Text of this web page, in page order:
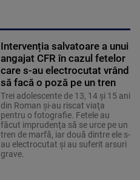
Intervenția salvatoare a unui
angajat CFR în cazul fetelor
care s-au electrocutat vrând
să facă o poză pe un tren
Trei adolescente de 13, 14 și 15 ani
din Roman şi-au riscat viaţa
pentru o fotografie. Fetele au
făcut imprudenţa să se urce pe un
tren de marfă, iar două dintre ele s-
au electrocutat şi au suferit arsuri
grave.